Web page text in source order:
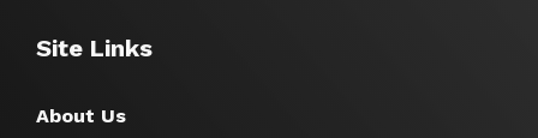
Site Links
About Us